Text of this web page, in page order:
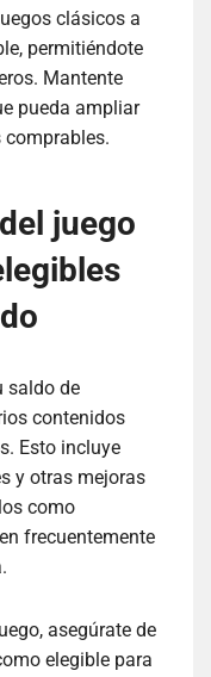
clásicos a
permitiéndote
Mantente
pueda ampliar
juego
saldo de
contenidos
Esto incluye
y otras mejoras
como
frecuentemente
asegúrate de
elegible para